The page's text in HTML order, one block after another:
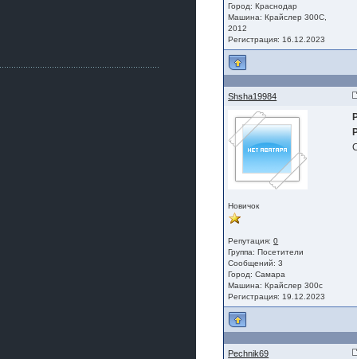
Город: Краснодар
Машина: Крайслер 300С,
2012
Регистрация: 16.12.2023
Shsha19984
Новичок
Репутация:0
Группа:Посетители
Сообщений: 3
Город: Самара
Машина: Крайслер 300с
Регистрация: 19.12.2023
Pechnik69